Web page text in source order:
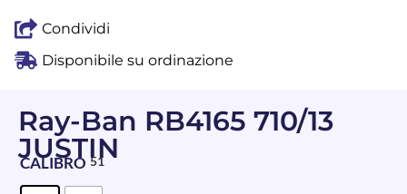
Condividi
Disponibile su ordinazione
Ray-Ban RB4165 710/13
JUSTIN
CALIBRO 51